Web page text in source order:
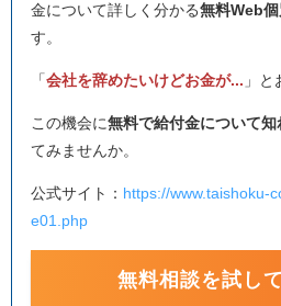
金について詳しく分かる無料Web
す。
「会社を辞めたいけどお金が... 」と
この機会に無料で給付金について
てみませんか。
公式サイト： https://www.taishoku-
e01.php
無料相談を試し